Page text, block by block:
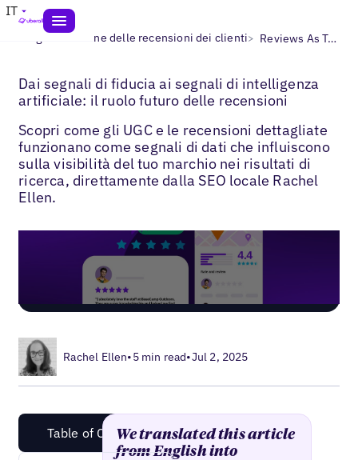
IT
Blogs> Gestione delle recensioni dei clienti> Reviews As Trust Signals for AI
Dai segnali di fiducia ai segnali di intelligenza
artificiale: il ruolo futuro delle recensioni
Scopri come gli UGC e le recensioni dettagliate
funzionano come segnali di dati che influiscono
sulla visibilità del tuo marchio nei risultati di
ricerca, direttamente dalla SEO locale Rachel
Ellen.
Rachel Ellen•5 min read•Jul 2, 2025
Table of ContentWe translated this article
from English into